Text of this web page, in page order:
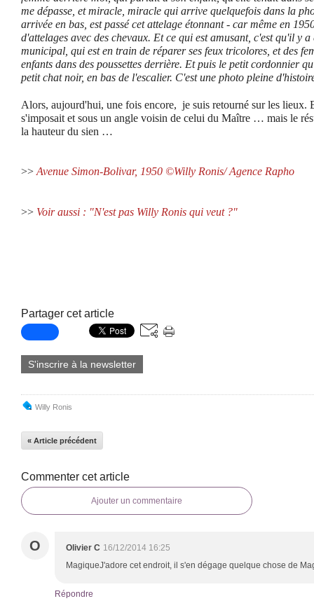
me dépasse, et miracle, miracle qui arrive quelquefois dans la
arrivée en bas, est passé cet attelage étonnant - car même en
d'attelages avec des chevaux. Et ce qui est amusant, c'est qu'il y
municipal, qui est en train de réparer ses feux tricolores, et des
enfants dans des poussettes derrière. Et puis le petit cordonnier
petit chat noir, en bas de l'escalier. C'est une photo pleine
Alors, aujourd'hui, une fois encore, je suis retourné sur les lieux.
s'imposait et sous un angle voisin de celui du Maître … mais le
la hauteur du sien …
>> Avenue Simon-Bolivar, 1950 ©Willy Ronis/ Agence Rapho
>> Voir aussi : "N'est pas Willy Ronis qui veut ?"
Partager cet article
S'inscrire à la newsletter
Willy Ronis
« Article précédent
Commenter cet article
Ajouter un commentaire
O Olivier C 16/12/2014 16:25
MagiqueJ'adore cet endroit, il s'en dégage quelque chose de
Répondre